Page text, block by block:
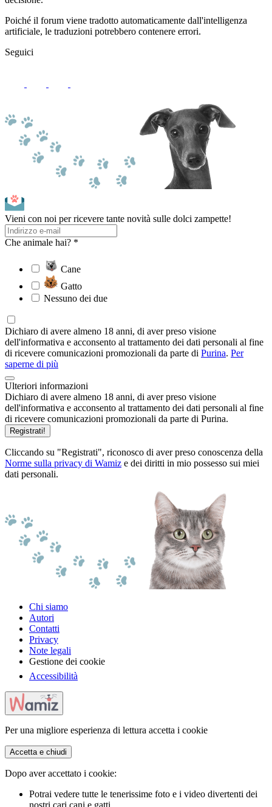
Poiché il forum viene tradotto automaticamente dall'intelligenza
artificiale, le traduzioni potrebbero contenere errori.
Seguici
Vieni con noi per ricevere tante novità sulle dolci zampette!
Che animale hai? *
Cane
Gatto
Nessuno dei due
Dichiaro di avere almeno 18 anni, di aver preso visione
dell'informativa e acconsento al trattamento dei dati personali al fine
di ricevere comunicazioni promozionali da parte di Purina. Per
saperne di più
Ulteriori informazioni
Dichiaro di avere almeno 18 anni, di aver preso visione
dell'informativa e acconsento al trattamento dei dati personali al fine
di ricevere comunicazioni promozionali da parte di Purina.
Registrati!
Cliccando su "Registrati", riconosco di aver preso conoscenza della
Norme sulla privacy di Wamiz e dei diritti in mio possesso sui miei
dati personali.
Chi siamo
Autori
Contatti
Privacy
Note legali
Gestione dei cookie
Accessibilità
Per una migliore esperienza di lettura accetta i cookie
Accetta e chiudi
Dopo aver accettato i cookie:
Potrai vedere tutte le tenerissime foto e i video divertenti dei